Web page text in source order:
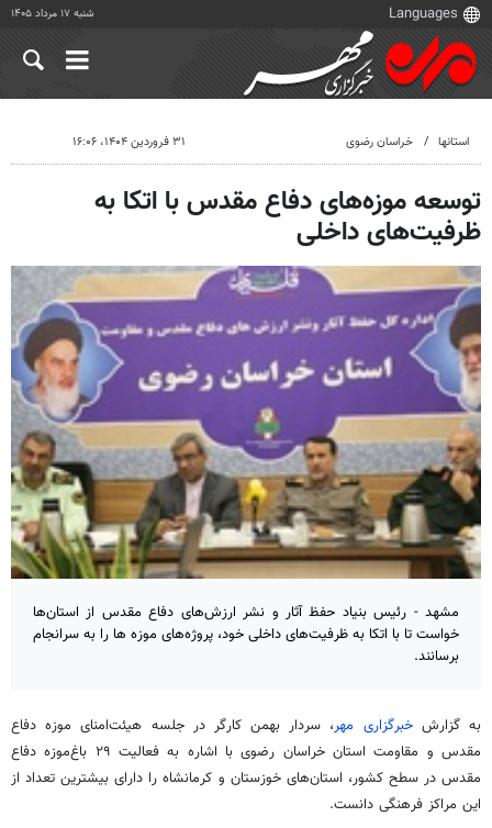
شنبه ۱۷ مرداد ۱۴۰۵
استانها خراسان رضوی ۳۱ فروردین ۱۴۰۴، ۱۶:۰۶
توسعه موزه‌های دفاع مقدس با اتکا به
ظرفیت‌های داخلی
مشهد - رئیس بنیاد حفظ آثار و نشر ارزش‌های دفاع مقدس از استان‌ها
خواست تا با اتکا به ظرفیت‌های داخلی خود، پروژه‌های موزه ها را به سرانجام
برسانند.
به گزارشخبرگزاری مهر، سردار بهمن کارگر در جلسه هیئت‌امنای موزه دفاع
مقدس و مقاومت استان خراسان رضوی با اشاره به فعالیت ۲۹ باغ‌موزه دفاع
مقدس در سطح کشور، استان‌های خوزستان و کرمانشاه را دارای بیشترین تعداد از
این مراکز فرهنگی دانست.